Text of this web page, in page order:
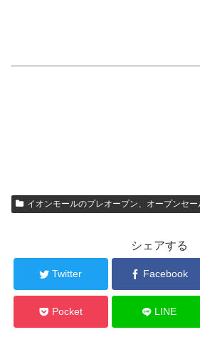
イオンモールのプレオープン、オープンセー
シェアする
Twitter Facebook
Pocket LINE